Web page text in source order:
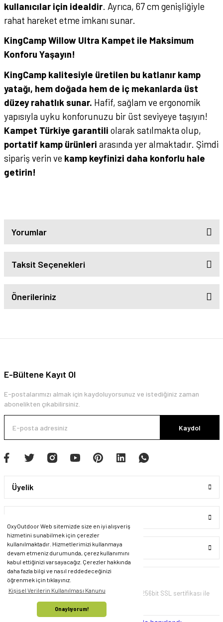
OxyOutdoor Web sitemizde size en iyi alışveriş
hizmetini sunabilmek için çerezler
kullanılmaktadır. Hizmetlerimizi kullanmaya
devam etmeniz durumunda, çerez kullanımını
kabul ettiğinizi varsayacağız. Çerezler hakkında
daha fazla bilgi ve nasıl reddedeceğinizi
öğrenmek için tıklayınız.
Kişisel Verilerin Kullanılması Kanunu
Onaylıyorum!
kullanıcılar için idealdir. Ayrıca, 67 cm genişliğiyle
rahat hareket etme imkanı sunar.
KingCamp Willow Ultra Kampet ile Maksimum
Konforu Yaşayın!
KingCamp kalitesiyle üretilen bu katlanır kamp
yatağı, hem doğada hem de iç mekanlarda üst
düzey rahatlık sunar. Hafif, sağlam ve ergonomik
yapısıyla uyku konforunuzu bir üst seviyeye taşıyın!
Kampet Türkiye garantili olarak satılmakta olup,
portatif kamp ürünleri arasında yer almaktadır. Şimdi
sipariş verin ve kamp keyfinizi daha konforlu hale
getirin!
Yorumlar
Taksit Seçenekleri
Önerileriniz
E-Bültene Kayıt Ol
E-postalarımızı almak için kaydoluyorsunuz ve istediğiniz zaman
abonelikten çıkabilirsiniz.
Kaydol
Üyelik
Alışveriş
© Tüm Hakları Saklıdır. Kredi kartı bilgileriniz 256bit SSL sertifikası ile
korunmaktadır.